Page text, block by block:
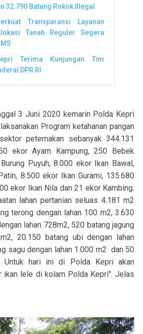
32.790 Batang Rokok Illegal
Transparansi Layanan
Tanah Reguler Segera
Terima Kunjungan Tim
DPR RI
3 Juni 2020 kemarin Polda Kepri
Program ketahanan pangan
peternakan sebanyak 344.131
ekor Ayam Kampung, 250 Bebek
Puyuh, 8.000 ekor Ikan Bawal,
8.500 ekor Ikan Gurami, 135.680
ekor Ikan Nila dan 21 ekor Kambing.
lahan pertanian seluas 4.181 m2
terong dengan lahan 100 m2, 3.630
lahan 728m2, 520 batang jagung
20.150 batang ubi dengan lahan
sagu dengan lahan 1.000 m2 dan 50
Untuk hari ini di Polda Kepri akan
ikan lele di kolam Polda Kepri". Jelas